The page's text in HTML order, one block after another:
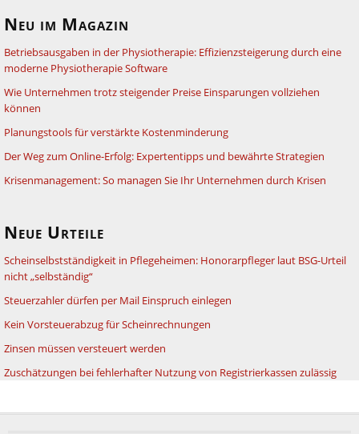
Neu im Magazin
Betriebsausgaben in der Physiotherapie: Effizienzsteigerung durch eine
moderne Physiotherapie Software
Wie Unternehmen trotz steigender Preise Einsparungen vollziehen
können
Planungstools für verstärkte Kostenminderung
Der Weg zum Online-Erfolg: Expertentipps und bewährte Strategien
Krisenmanagement: So managen Sie Ihr Unternehmen durch Krisen
Neue Urteile
Scheinselbstständigkeit in Pflegeheimen: Honorarpfleger laut BSG-Urteil
nicht „selbständig“
Steuerzahler dürfen per Mail Einspruch einlegen
Kein Vorsteuerabzug für Scheinrechnungen
Zinsen müssen versteuert werden
Zuschätzungen bei fehlerhafter Nutzung von Registrierkassen zulässig